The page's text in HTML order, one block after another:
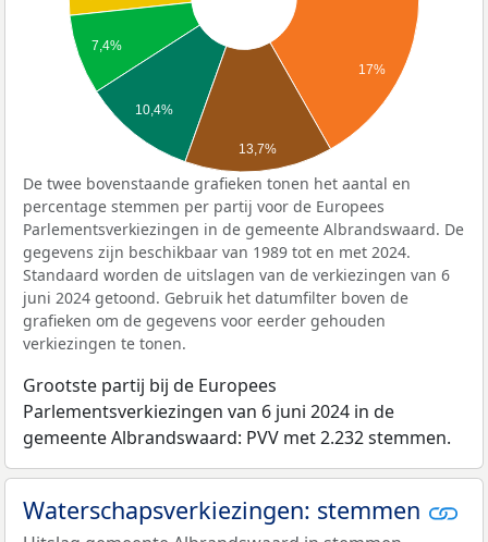
17%
7,4%
10,4%
13,7%
De twee bovenstaande grafieken tonen het aantal en
percentage stemmen per partij voor de Europees
Parlementsverkiezingen in de gemeente Albrandswaard. De
gegevens zijn beschikbaar van 1989 tot en met 2024.
Standaard worden de uitslagen van de verkiezingen van 6
juni 2024 getoond. Gebruik het datumfilter boven de
grafieken om de gegevens voor eerder gehouden
verkiezingen te tonen.
Grootste partij bij de Europees
Parlementsverkiezingen van 6 juni 2024 in de
gemeente Albrandswaard: PVV met 2.232 stemmen.
Waterschapsverkiezingen: stemmen